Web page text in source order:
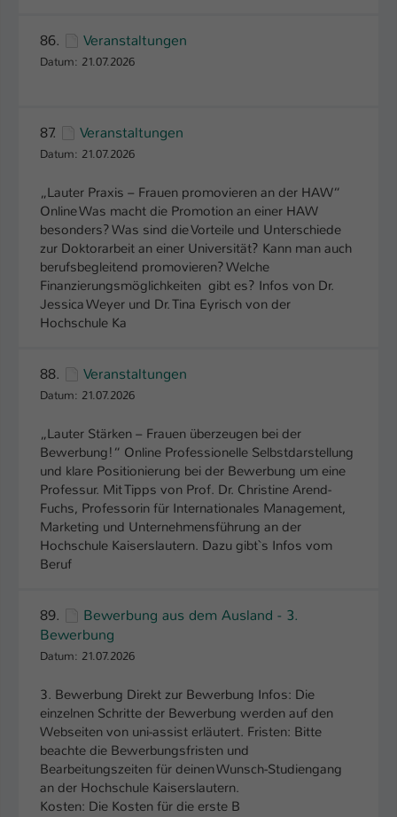
86. Veranstaltungen
Datum: 21.07.2026
87. Veranstaltungen
Datum: 21.07.2026
„Lauter Praxis – Frauen promovieren an der HAW“
Online Was macht die Promotion an einer HAW
besonders? Was sind die Vorteile und Unterschiede
zur Doktorarbeit an einer Universität? Kann man auch
berufsbegleitend promovieren? Welche
Finanzierungsmöglichkeiten gibt es? Infos von Dr.
Jessica Weyer und Dr. Tina Eyrisch von der
Hochschule Ka
88. Veranstaltungen
Datum: 21.07.2026
„Lauter Stärken – Frauen überzeugen bei der
Bewerbung!“ Online Professionelle Selbstdarstellung
und klare Positionierung bei der Bewerbung um eine
Professur. Mit Tipps von Prof. Dr. Christine Arend-
Fuchs, Professorin für Internationales Management,
Marketing und Unternehmensführung an der
Hochschule Kaiserslautern. Dazu gibt`s Infos vom
Beruf
89.
Bewerbung aus dem Ausland - 3.
Bewerbung
Datum: 21.07.2026
3. Bewerbung Direkt zur Bewerbung Infos: Die
einzelnen Schritte der Bewerbung werden auf den
Webseiten von uni-assist erläutert. Fristen: Bitte
beachte die Bewerbungsfristen und
Bearbeitungszeiten für deinen Wunsch-Studiengang
an der Hochschule Kaiserslautern.
Kosten: Die Kosten für die erste B
Zweck
angemeldet ist und Rechte besitzt diese
zu verwalten.